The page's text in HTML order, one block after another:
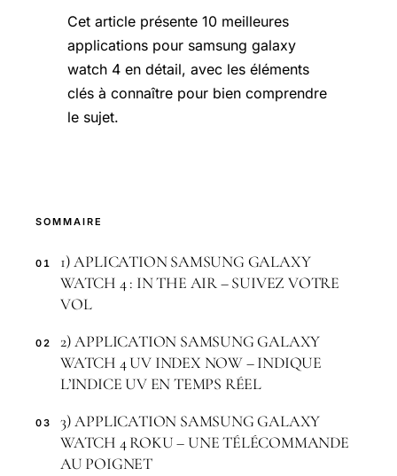
Cet article présente 10 meilleures
applications pour samsung galaxy
watch 4 en détail, avec les éléments
clés à connaître pour bien comprendre
le sujet.
SOMMAIRE
01
1) APLICATION SAMSUNG GALAXY
WATCH 4 : IN THE AIR – SUIVEZ VOTRE
VOL
02
2) APPLICATION SAMSUNG GALAXY
WATCH 4 UV INDEX NOW – INDIQUE
L’INDICE UV EN TEMPS RÉEL
03
3) APPLICATION SAMSUNG GALAXY
WATCH 4 ROKU – UNE TÉLÉCOMMANDE
AU POIGNET